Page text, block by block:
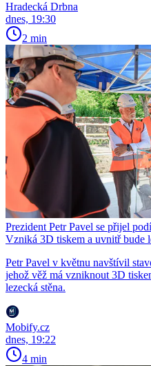
Hradecká Drbna
dnes, 19:30
2 min
Prezident Petr Pavel se přijel
Vzniká 3D tiskem a uvnitř bude
Petr Pavel v květnu navštívil
jehož věž má vzniknout 3D
lezecká stěna.
Mobify.cz
dnes, 19:22
4 min